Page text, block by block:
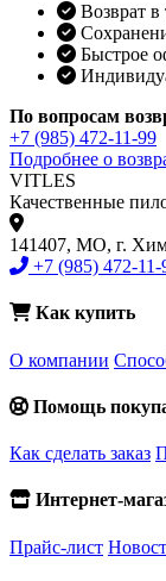
Возврат в
Быстрое
По вопросам
+7 (985) 472-11-99
Подробнее о
VITLES
Качественные
141407, МО, г.
+7 (985) 472-11-
Как купить
О компании
Помощь
Как сделать заказ
Интернет-
Прайс-лист